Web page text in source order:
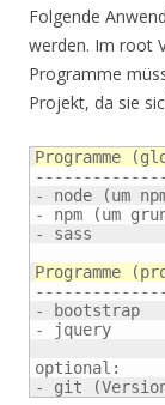
Folgende
werden. Im root
Programme
Projekt, da sie
Programme
- node (um
- npm (um
- sass
Programme
- bootstrap
- jquery
optional:
- git